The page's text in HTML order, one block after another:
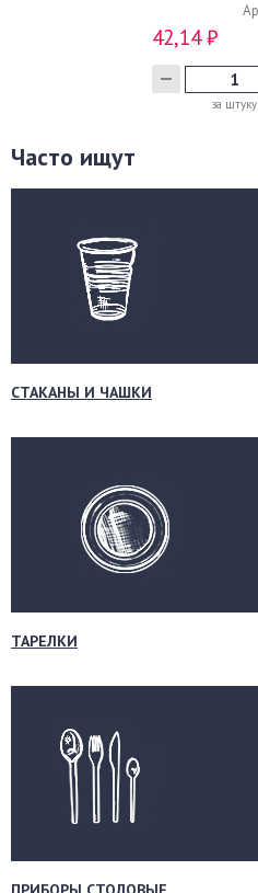
42,14 ₽
за штуку
Часто ищут
СТАКАНЫ И ЧАШКИ
ТАРЕЛКИ